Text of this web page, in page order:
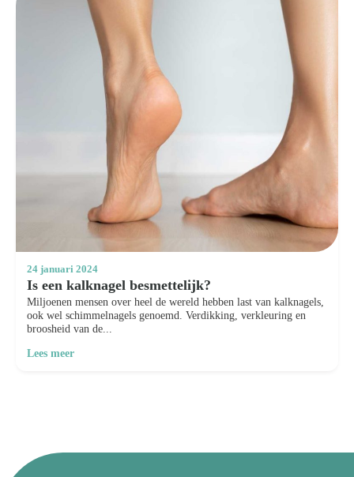
24 januari 2024
Is een kalknagel besmettelijk?
Miljoenen mensen over heel de wereld hebben last van kalknagels,
ook wel schimmelnagels genoemd. Verdikking, verkleuring en
broosheid van de...
Lees meer